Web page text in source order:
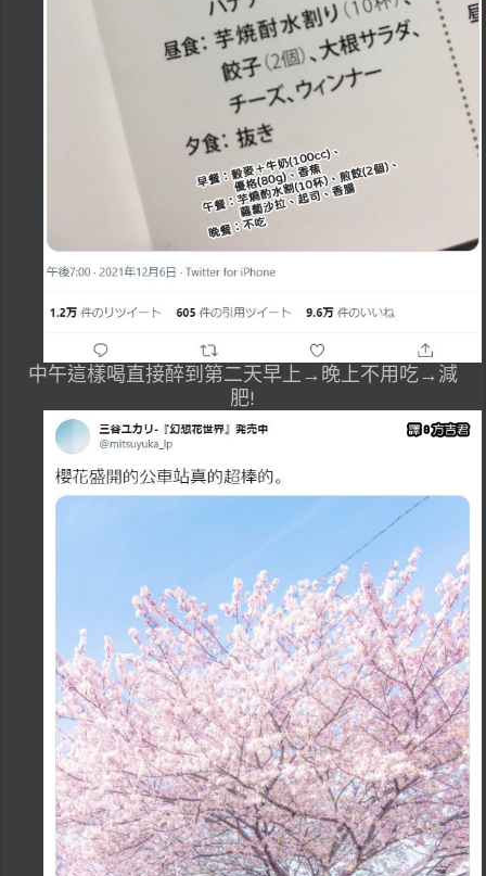
中午這樣喝直接醉到第二天早上→晚上不用吃→減
肥!